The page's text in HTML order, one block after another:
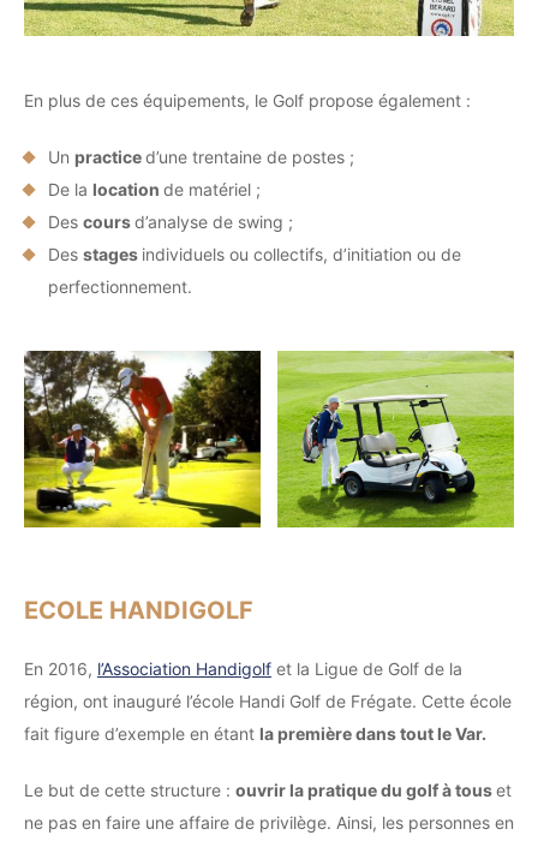
En plus de ces équipements, le Golf propose également :
Un practiced’une trentaine de postes ;
De la location de matériel ;
Des coursd’analyse de swing ;
Des stages individuels ou collectifs, d’initiation ou de
perfectionnement.
ECOLE HANDIGOLF
En 2016, l’Association Handigolf et la Ligue de Golf de la
région, ont inauguré l’école Handi Golf de Frégate. Cette école
fait figure d’exemple en étant la première dans tout le Var.
Le but de cette structure : ouvrir la pratique du golf à touset
ne pas en faire une affaire de privilège. Ainsi, les personnes en